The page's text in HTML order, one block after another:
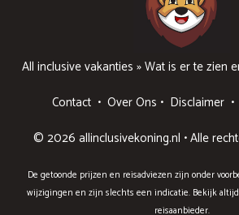
All inclusive vakanties »Wat is er te zien
Contact • Over Ons • Disclaimer •
© 2026 allinclusivekoning.nl • Alle
De getoonde prijzen en reisadviezen zijn onder
wijzigingen en zijn slechts een indicatie. Bekijk
reisaanbieder.